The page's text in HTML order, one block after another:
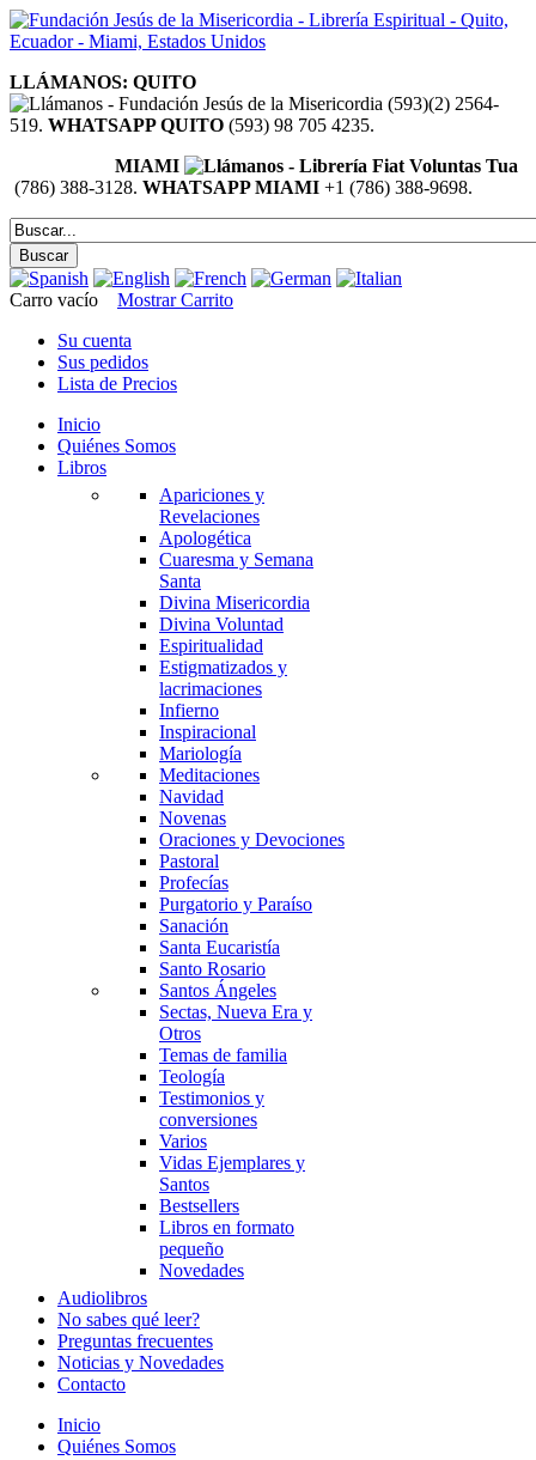
LLÁMANOS: QUITO
(593)(2) 2564-
519. WHATSAPP QUITO (593) 98 705 4235.
MIAMI
(786) 388-3128. WHATSAPP MIAMI +1 (786) 388-9698.
Carro vacío
Mostrar Carrito
Su cuenta
Sus pedidos
Lista de Precios
Inicio
Quiénes Somos
Libros
Apariciones y
Revelaciones
Apologética
Cuaresma y Semana
Santa
Divina Misericordia
Divina Voluntad
Espiritualidad
Estigmatizados y
lacrimaciones
Infierno
Inspiracional
Mariología
Meditaciones
Navidad
Novenas
Oraciones y Devociones
Pastoral
Profecías
Purgatorio y Paraíso
Sanación
Santa Eucaristía
Santo Rosario
Santos Ángeles
Sectas, Nueva Era y
Otros
Temas de familia
Teología
Testimonios y
conversiones
Varios
Vidas Ejemplares y
Santos
Bestsellers
Libros en formato
pequeño
Novedades
Audiolibros
No sabes qué leer?
Preguntas frecuentes
Noticias y Novedades
Contacto
Inicio
Quiénes Somos